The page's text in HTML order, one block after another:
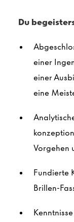
Du
einer
einer
eine
Vorgehen
Fundierte
Brillen-